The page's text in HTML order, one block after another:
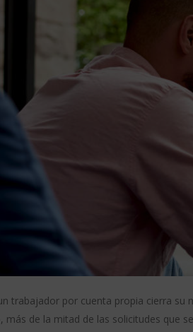
trabajador por cuenta propia cierra su
más de la mitad de las solicitudes que